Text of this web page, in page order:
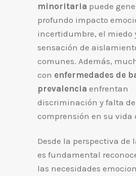
minoritaria puede
profundo impacto
incertidumbre, el miedo
sensación de
comunes. Además,
con enfermedades de
prevalencia enfrentan
discriminación y falta de
comprensión en su vida
Desde la perspectiva de
es fundamental
las necesidades